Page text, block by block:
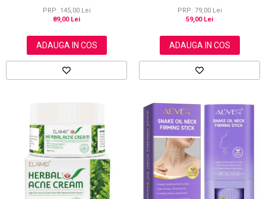
PRP: 145,00 Lei
89,00 Lei
ADAUGA IN COS
PRP: 79,00 Lei
59,00 Lei
ADAUGA IN COS